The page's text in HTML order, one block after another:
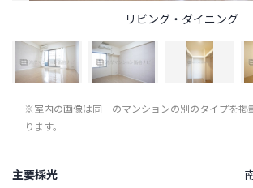
リビング・ダイニング
※室内の画像は同一のマンションの別のタイプを掲
ります。
主要採光